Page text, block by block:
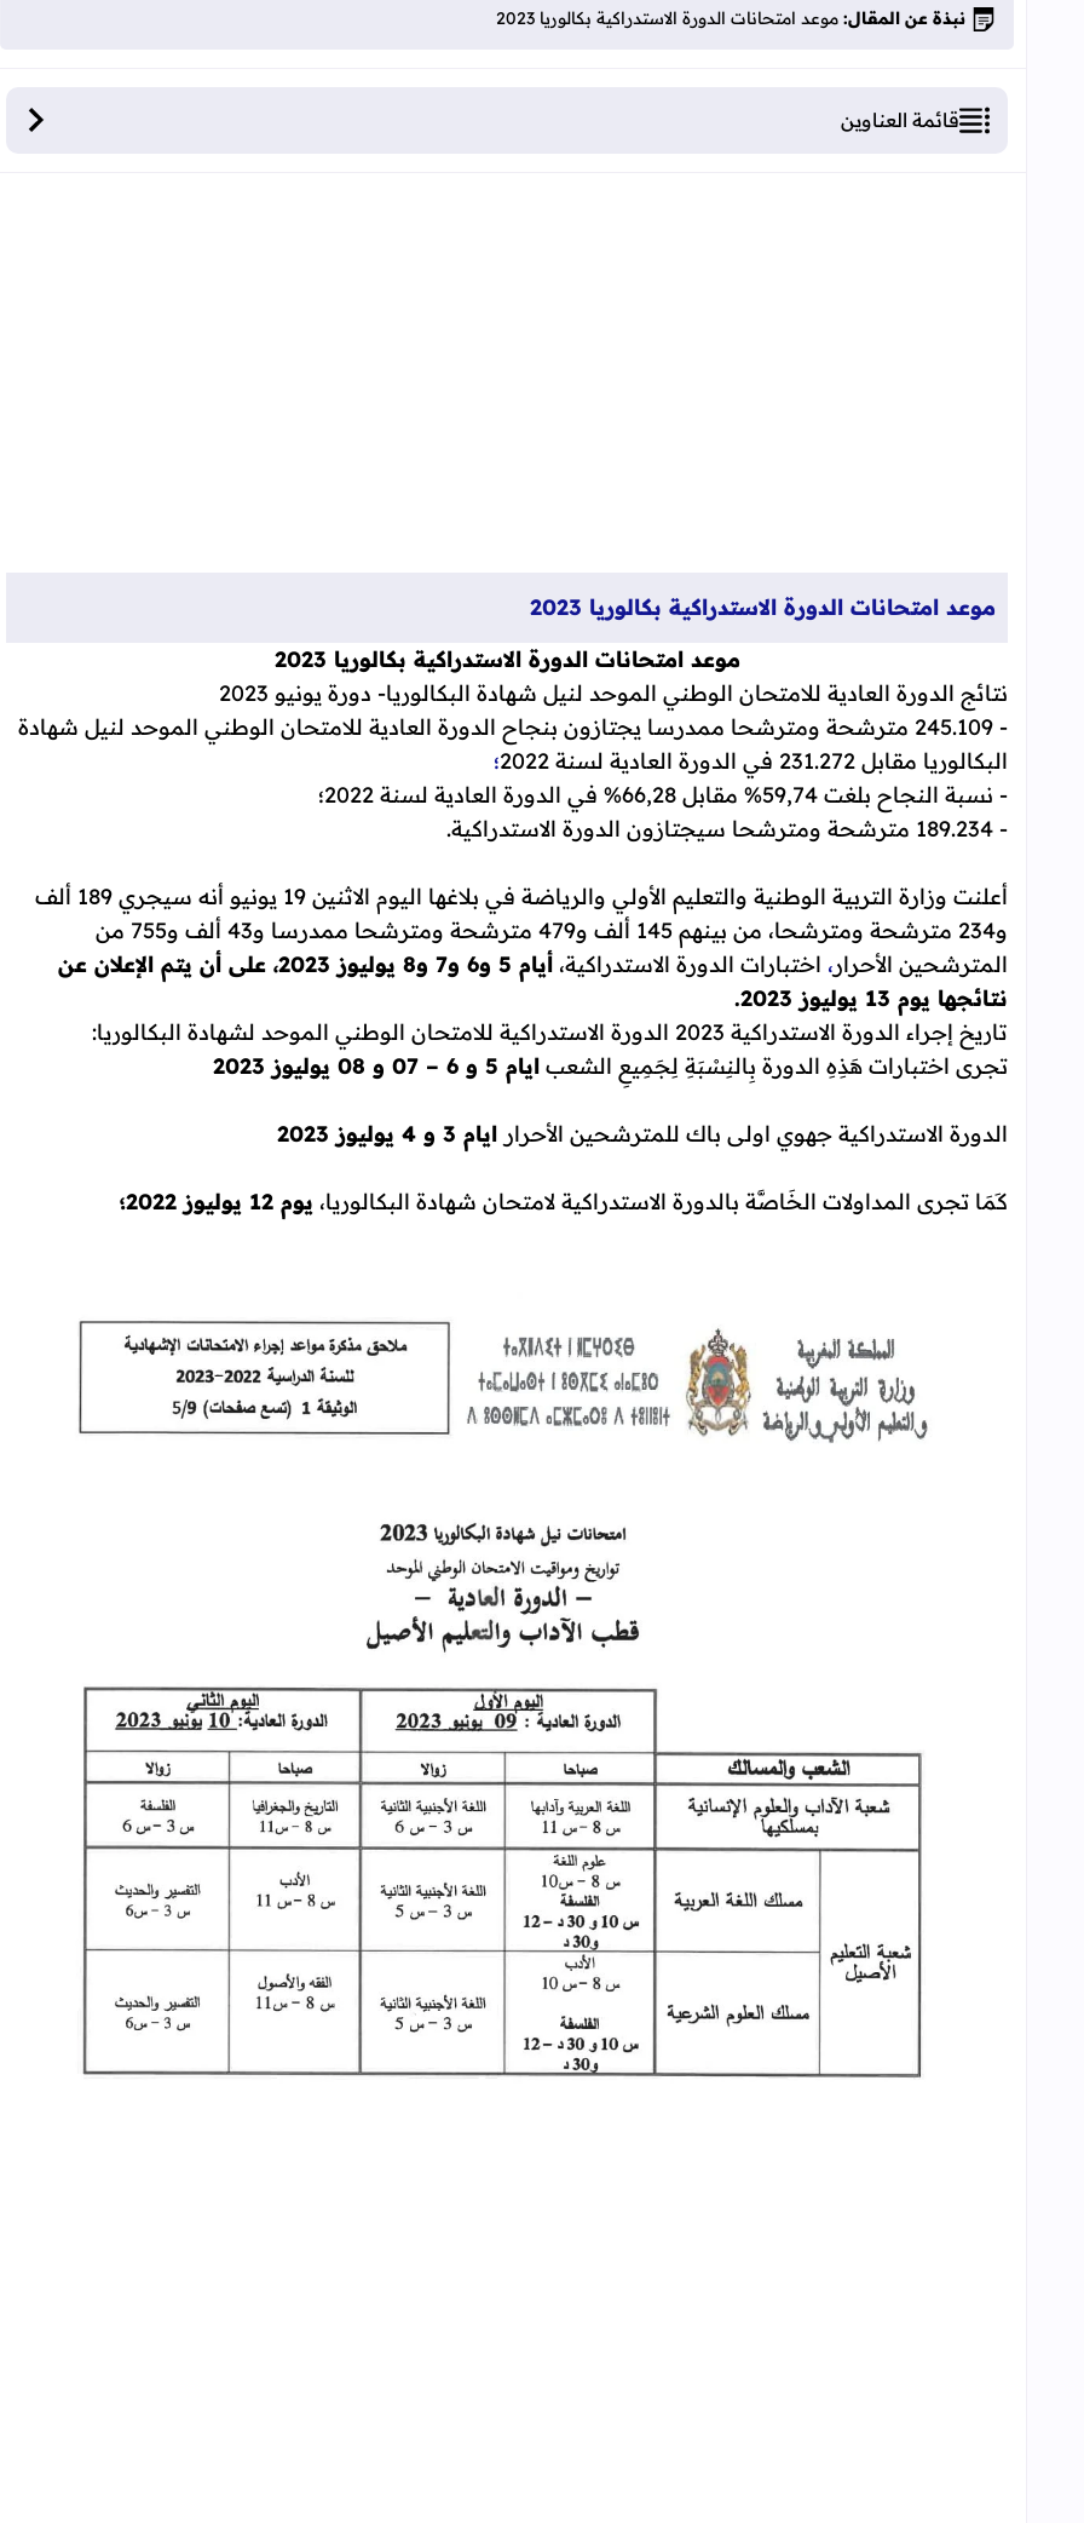
نبذة عن المقال: موعد امتحانات الدورة الاستدراكية بكالوريا 2023
قائمة العناوين
موعد امتحانات الدورة الاستدراكية بكالوريا 2023
موعد امتحانات الدورة الاستدراكية بكالوريا 2023
نتائج الدورة العادية للامتحان الوطني الموحد لنيل شهادة البكالوريا- دورة يونيو 2023
- 245.109 مترشحة ومترشحا ممدرسا يجتازون بنجاح الدورة العادية للامتحان الوطني الموحد لنيل شهادة
البكالوريا مقابل 231.272 في الدورة العادية لسنة 2022
؛
- نسبة النجاح بلغت 59,74% مقابل 66,28% في الدورة العادية لسنة 2022؛
- 189.234 مترشحة ومترشحا سيجتازون الدورة الاستدراكية.
أعلنت وزارة التربية الوطنية والتعليم الأولي والرياضة في بلاغها اليوم الاثنين 19 يونيو أنه سيجري 189 ألف
و234 مترشحة ومترشحا، من بينهم 145 ألف و479 مترشحة ومترشحا ممدرسا و43 ألف و755 من
المترشحين الأحرار، اختبارات الدورة الاستدراكية،
أيام 5 و6 و7 و8 يوليوز 2023، على أن يتم الإعلان عن
نتائجها يوم 13 يوليوز 2023.
تاريخ إجراء الدورة الاستدراكية 2023 الدورة الاستدراكية للامتحان الوطني الموحد لشهادة البكالوريا:
تجرى اختبارات هَذِهِ الدورة بِالنِسْبَةِ لِجَمِيعِ الشعب ايام 5 و 6 – 07 و 08 يوليوز 2023
الدورة الاستدراكية جهوي اولى باك للمترشحين الأحرار ايام 3 و 4 يوليوز 2023
كَمَا تجرى المداولات الخَاصَّة بالدورة الاستدراكية لامتحان شهادة البكالوريا، يوم 12 يوليوز 2022؛